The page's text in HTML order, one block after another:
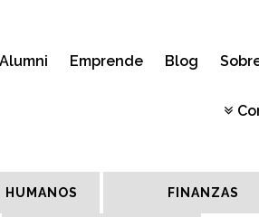
Alumni Emprende Blog
HUMANOS FINANZAS